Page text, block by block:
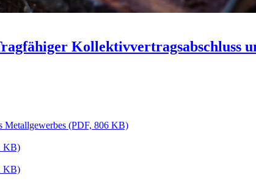
Kollektivvertragsabschluss
Metallgewerbes (PDF, 806 KB)
KB)
KB)